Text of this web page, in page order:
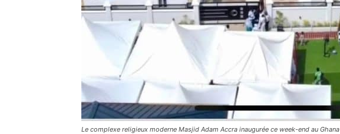
Le complexe religieux moderne Masjid Adam Accra inaugurée ce week-end au Ghana